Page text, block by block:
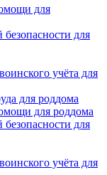
для
для
учёта для
для роддома
для роддома
для
учёта для